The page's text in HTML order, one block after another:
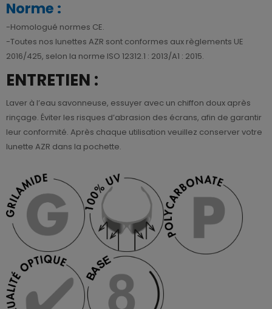
Norme :
-Homologué normes CE.
-Toutes nos lunettes AZR sont conformes aux règlements UE
2016/425, selon la norme ISO 12312.1 : 2013/A1 : 2015.
ENTRETIEN :
Laver à l’eau savonneuse, essuyer avec un chiffon doux après
rinçage. Éviter les risques d’abrasion des écrans, afin de garantir
leur conformité. Après chaque utilisation veuillez conserver votre
lunette AZR dans la pochette.